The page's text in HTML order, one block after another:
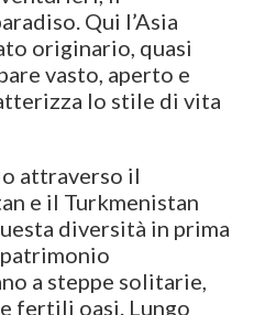
Qui l’Asia
originario, quasi
vasto, aperto e
lo stile di vita
attraverso il
e il Turkmenistan
diversità in prima
a steppe solitarie,
fertili oasi. Lungo